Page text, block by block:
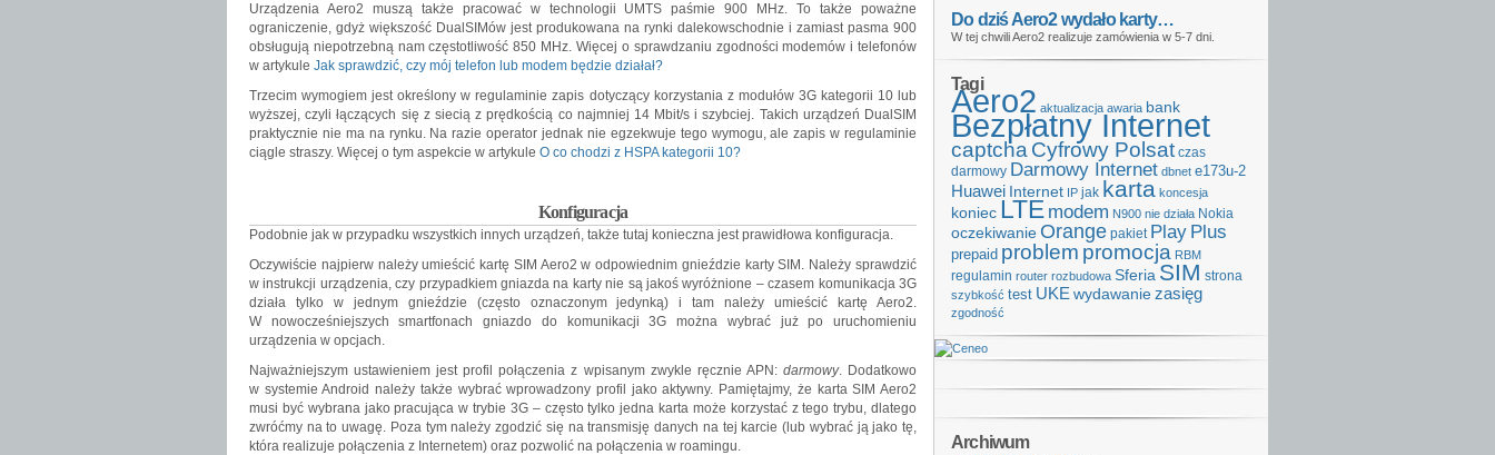
Urządzenia Aero2 muszą także pracować w technologii UMTS paśmie 900 MHz. To także poważne
ograniczenie, gdyż większość DualSIMów jest produkowana na rynki dalekowschodnie i zamiast pasma 900
obsługują niepotrzebną nam częstotliwość 850 MHz. Więcej o sprawdzaniu zgodności modemów i telefonów
w artykule Jak sprawdzić, czy mój telefon lub modem będzie działał?
Trzecim wymogiem jest określony w regulaminie zapis dotyczący korzystania z modułów 3G kategorii 10 lub
wyższej, czyli łączących się z siecią z prędkością co najmniej 14 Mbit/s i szybciej. Takich urządzeń DualSIM
praktycznie nie ma na rynku. Na razie operator jednak nie egzekwuje tego wymogu, ale zapis w regulaminie
ciągle straszy. Więcej o tym aspekcie w artykule O co chodzi z HSPA kategorii 10?
Konfiguracja
Podobnie jak w przypadku wszystkich innych urządzeń, także tutaj konieczna jest prawidłowa konfiguracja.
Oczywiście najpierw należy umieścić kartę SIM Aero2 w odpowiednim gnieździe karty SIM. Należy sprawdzić
w instrukcji urządzenia, czy przypadkiem gniazda na karty nie są jakoś wyróżnione – czasem komunikacja 3G
działa tylko w jednym gnieździe (często oznaczonym jedynką) i tam należy umieścić kartę Aero2.
W nowocześniejszych smartfonach gniazdo do komunikacji 3G można wybrać już po uruchomieniu
urządzenia w opcjach.
Najważniejszym ustawieniem jest profil połączenia z wpisanym zwykle ręcznie APN: darmowy. Dodatkowo
w systemie Android należy także wybrać wprowadzony profil jako aktywny. Pamiętajmy, że karta SIM Aero2
musi być wybrana jako pracująca w trybie 3G – często tylko jedna karta może korzystać z tego trybu, dlatego
zwróćmy na to uwagę. Poza tym należy zgodzić się na transmisję danych na tej karcie (lub wybrać ją jako tę,
która realizuje połączenia z Internetem) oraz pozwolić na połączenia w roamingu.
Do dziś Aero2 wydało karty…
W tej chwili Aero2 realizuje zamówienia w 5-7 dni.
Tagi
Aero2 aktualizacja awaria bank
Bezpłatny Internet
captcha Cyfrowy Polsat czas
darmowy Darmowy Internet dbnet e173u-2
Huawei Internet IP jak karta koncesja
koniec LTE modem N900 nie działa Nokia
oczekiwanie Orange pakiet Play Plus
prepaid problem promocja RBM
regulamin router rozbudowa Sferia SIM strona
szybkość test UKE wydawaniezasięg
zgodność
Archiwum